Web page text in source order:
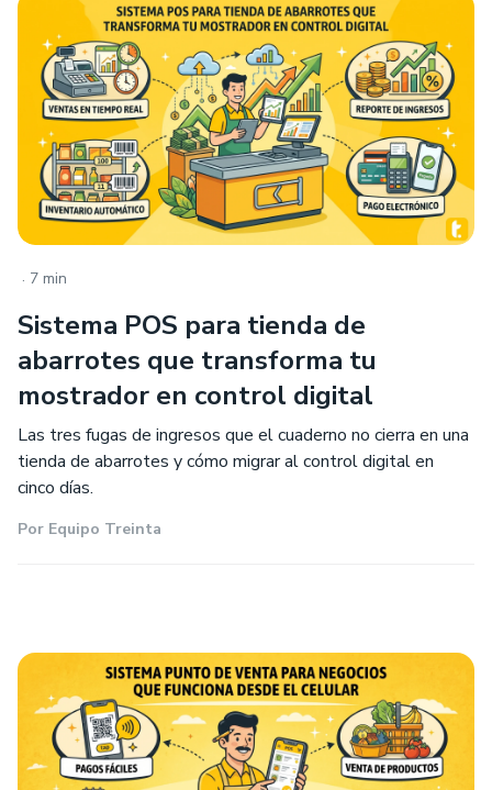
. 7 min
Sistema POS para tienda de
abarrotes que transforma tu
mostrador en control digital
Las tres fugas de ingresos que el cuaderno no cierra en una
tienda de abarrotes y cómo migrar al control digital en
cinco días.
Por Equipo Treinta